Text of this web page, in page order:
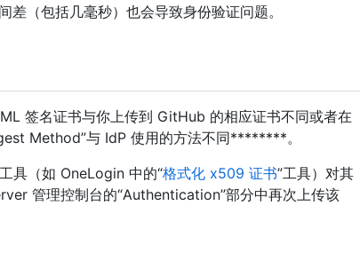
差（包括几毫秒）也会导致身份验证问题。
签名证书与你上传到 GitHub 的相应证书不同或者在
Method”与 IdP 使用的方法不同********。
具（如 OneLogin 中的“格式化 x509 证书”工具）对其
管理控制台的“Authentication”部分中再次上传该